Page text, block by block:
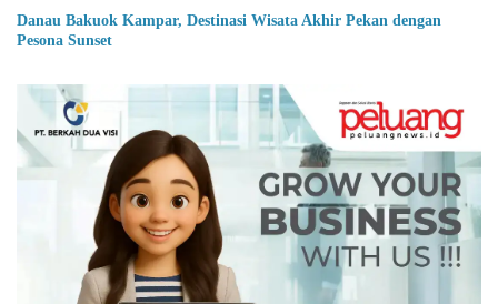
Danau Bakuok Kampar, Destinasi Wisata Akhir Pekan dengan
Pesona Sunset